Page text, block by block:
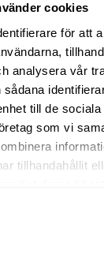
cookies
för att
analysera vår
till de
som vi
tillhandahållit
who
är ett
nya